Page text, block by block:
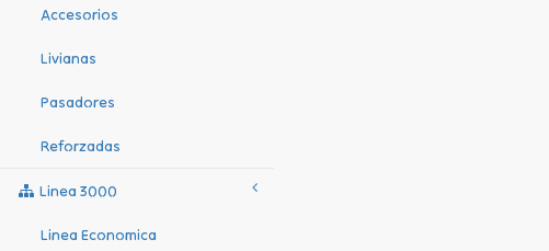
Accesorios
Livianas
Pasadores
Reforzadas
Linea 3000
Linea Economica